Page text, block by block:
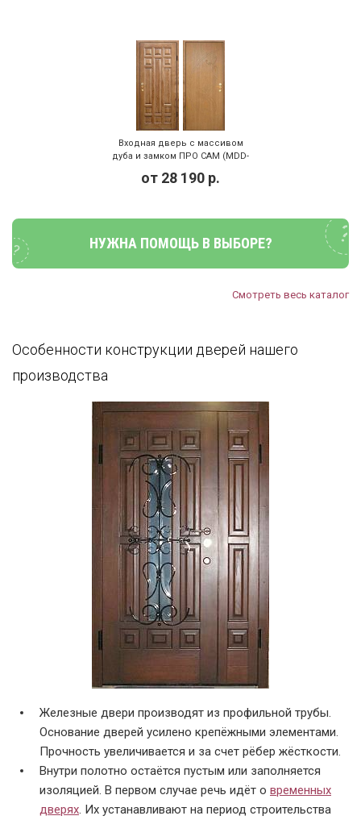
Входная дверь с массивом
дуба и замком ПРО САМ (MDD-
от 28 190 р.
НУЖНА ПОМОЩЬ В ВЫБОРЕ?
Смотреть весь каталог
Особенности конструкции дверей нашего
производства
Железные двери производят из профильной трубы.
Основание дверей усилено крепёжными элементами.
Прочность увеличивается и за счет рёбер жёсткости.
Внутри полотно остаётся пустым или заполняется
изоляцией. В первом случае речь идёт о временных
дверях. Их устанавливают на период строительства